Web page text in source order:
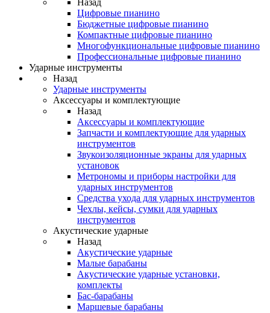
Назад
Цифровые пианино
Бюджетные цифровые пианино
Компактные цифровые пианино
Многофункциональные цифровые пианино
Профессиональные цифровые пианино
Ударные инструменты
Назад
Ударные инструменты
Аксессуары и комплектующие
Назад
Аксессуары и комплектующие
Запчасти и комплектующие для ударных
инструментов
Звукоизоляционные экраны для ударных
установок
Метрономы и приборы настройки для
ударных инструментов
Средства ухода для ударных инструментов
Чехлы, кейсы, сумки для ударных
инструментов
Акустические ударные
Назад
Акустические ударные
Mалые барабаны
Акустические ударные установки,
комплекты
Бас-барабаны
Маршевые барабаны